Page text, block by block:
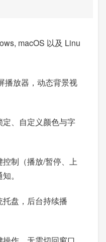
macOS 以及 Linu
播放器，动态背景视
、自定义颜色与字
制（播放/暂停、上
。
盘，后台持续播